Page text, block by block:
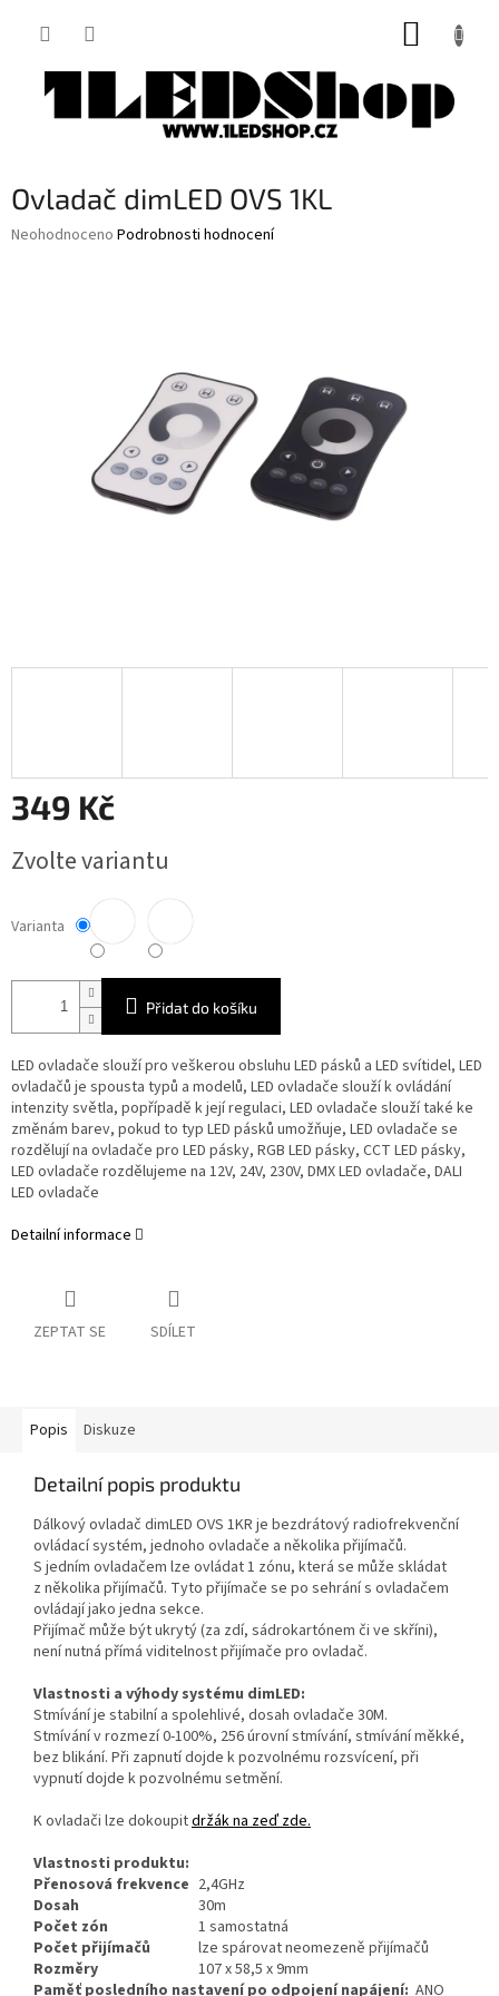
Ovladač dimLED OVS 1KL
Průměrné
Neohodnoceno Podrobnosti hodnocení
349 Kč
cena:
Zvolte variantu
Varianta
Přidat do košíku
LED ovladače slouží pro veškerou obsluhu LED pásků a LED svítidel, LED
ovladačů je spousta typů a modelů, LED ovladače slouží k ovládání
intenzity světla, popřípadě k její regulaci, LED ovladače slouží také ke
změnám barev, pokud to typ LED pásků umožňuje, LED ovladače se
rozdělují na ovladače pro LED pásky, RGB LED pásky, CCT LED pásky,
LED ovladače rozdělujeme na 12V, 24V, 230V, DMX LED ovladače, DALI
LED ovladače
Detailní informace
ZEPTAT SE SDÍLET
Popis Diskuze
Detailní popis produktu
Dálkový ovladač dimLED OVS 1KR je bezdrátový radiofrekvenční
ovládací systém, jednoho ovladače a několika přijímačů.
S jedním ovladačem lze ovládat 1 zónu, která se může skládat
z několika přijímačů. Tyto přijímače se po sehrání s ovladačem
ovládají jako jedna sekce.
Přijímač může být ukrytý (za zdí, sádrokartónem či ve skříni),
není nutná přímá viditelnost přijímače pro ovladač.
Vlastnosti a výhody systému dimLED:
Stmívání je stabilní a spolehlivé, dosah ovladače 30M.
Stmívání v rozmezí 0-100%, 256 úrovní stmívání, stmívání měkké,
bez blikání. Při zapnutí dojde k pozvolnému rozsvícení, při
vypnutí dojde k pozvolnému setmění.
K ovladači lze dokoupitdržák na zeď zde.
Vlastnosti produktu:
Přenosová frekvence 2,4GHz
Dosah
30m
Počet zón
1 samostatná
Počet přijímačů
lze spárovat neomezeně přijímačů
Rozměry
107 x 58,5 x 9mm
Paměť posledního nastavení po odpojení napájení: ANO